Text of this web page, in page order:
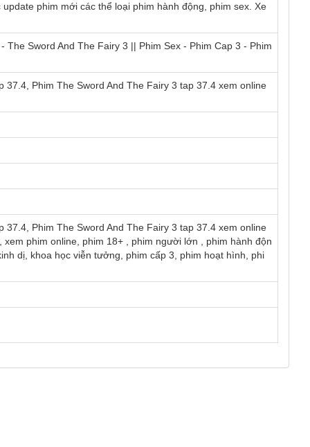
phim mới các thể loại phim hành động, phim sex. Xe
The Sword And The Fairy 3 || Phim Sex - Phim Cap 3 - Phim
37.4, Phim The Sword And The Fairy 3 tap 37.4 xem online
37.4, Phim The Sword And The Fairy 3 tap 37.4 xem online
phim online, phim 18+ , phim người lớn , phim hành độn
dị, khoa học viễn tưởng, phim cấp 3, phim hoạt hình, phi